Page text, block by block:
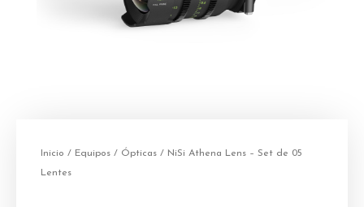
Inicio / Equipos / Ópticas / NiSi Athena Lens – Set de 05
Lentes